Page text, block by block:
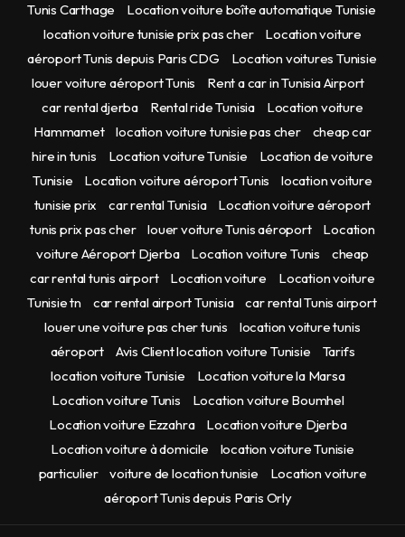
Tunis Carthage
Location voiture boîte automatique Tunisie
location voiture tunisie prix pas cher
Location voiture
aéroport Tunis depuis Paris CDG
Location voitures Tunisie
louer voiture aéroport Tunis
Rent a car in Tunisia Airport
car rental djerba
Rental ride Tunisia
Location voiture
Hammamet
location voiture tunisie pas cher
cheap car
hire in tunis
Location voiture Tunisie
Location de voiture
Tunisie
Location voiture aéroport Tunis
location voiture
tunisie prix
car rental Tunisia
Location voiture aéroport
tunis prix pas cher
louer voiture Tunis aéroport
Location
voiture Aéroport Djerba
Location voiture Tunis
cheap
car rental tunis airport
Location voiture
Location voiture
Tunisie tn
car rental airport Tunisia
car rental Tunis airport
louer une voiture pas cher tunis
location voiture tunis
aéroport
Avis Client location voiture Tunisie
Tarifs
location voiture Tunisie
Location voiture la Marsa
Location voiture Tunis
Location voiture Boumhel
Location voiture Ezzahra
Location voiture Djerba
Location voiture à domicile
location voiture Tunisie
particulier
voiture de location tunisie
Location voiture
aéroport Tunis depuis Paris Orly